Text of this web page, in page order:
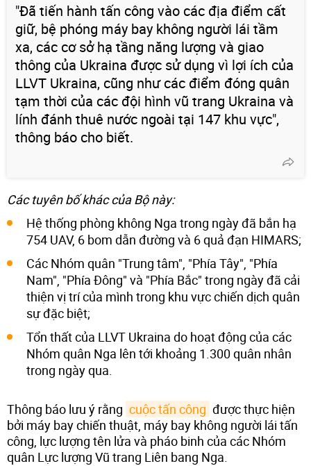
"Đã tiến hành tấn công vào các địa điểm cất
giữ, bệ phóng máy bay không người lái tầm
xa, các cơ sở hạ tầng năng lượng và giao
thông của Ukraina được sử dụng vì lợi ích của
LLVT Ukraina, cũng như các điểm đóng quân
tạm thời của các đội hình vũ trang Ukraina và
lính đánh thuê nước ngoài tại 147 khu vực",
thông báo cho biết.
Các tuyên bố khác của Bộ này:
Hệ thống phòng không Nga trong ngày đã bắn hạ
754 UAV, 6 bom dẫn đường và 6 quả đạn HIMARS;
Các Nhóm quân "Trung tâm", "Phía Tây", "Phía
Nam", "Phía Đông" và "Phía Bắc" trong ngày đã cải
thiện vị trí của mình trong khu vực chiến dịch quân
sự đặc biệt;
Tổn thất của LLVT Ukraina do hoạt động của các
Nhóm quân Nga lên tới khoảng 1.300 quân nhân
trong ngày qua.
Thông báo lưu ý rằng cuộc tấn công được thực hiện
bởi máy bay chiến thuật, máy bay không người lái tấn
công, lực lượng tên lửa và pháo binh của các Nhóm
quân Lực lượng Vũ trang Liên bang Nga.